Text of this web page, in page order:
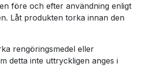
före och efter användning enligt
Låt produkten torka innan den
rengöringsmedel eller
detta inte uttryckligen anges i